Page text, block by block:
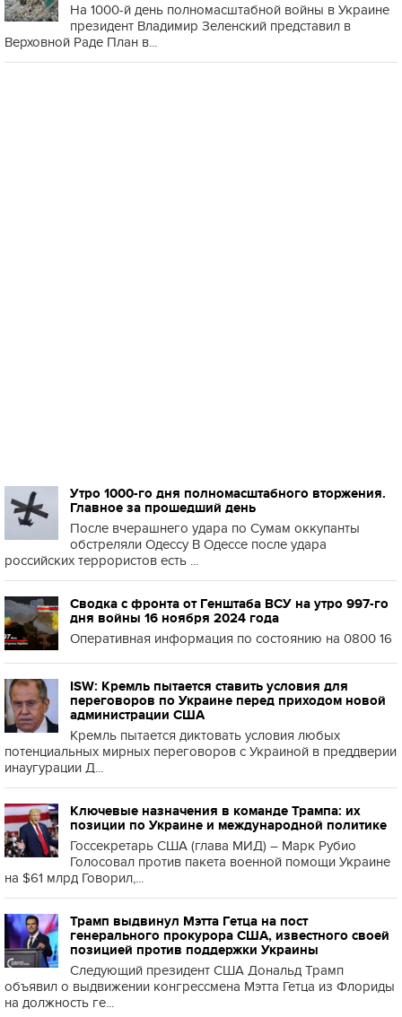
На 1000-й день полномасштабной войны в Украине
президент Владимир Зеленский представил в
Верховной Раде План в...
Утро 1000-го дня полномасштабного вторжения.
Главное за прошедший день
После вчерашнего удара по Сумам оккупанты
обстреляли Одессу В Одессе после удара
российских террористов есть ...
Сводка с фронта от Генштаба ВСУ на утро 997-го
дня войны 16 ноября 2024 года
Оперативная информация по состоянию на 0800 16
ISW: Кремль пытается ставить условия для
переговоров по Украине перед приходом новой
администрации США
Кремль пытается диктовать условия любых
потенциальных мирных переговоров с Украиной в преддверии
инаугурации Д...
Ключевые назначения в команде Трампа: их
позиции по Украине и международной политике
Госсекретарь США (глава МИД) – Марк Рубио
Голосовал против пакета военной помощи Украине
на $61 млрд Говорил,...
Трамп выдвинул Мэтта Гетца на пост
генерального прокурора США, известного своей
позицией против поддержки Украины
Следующий президент США Дональд Трамп
объявил о выдвижении конгрессмена Мэтта Гетца из Флориды
на должность ге...